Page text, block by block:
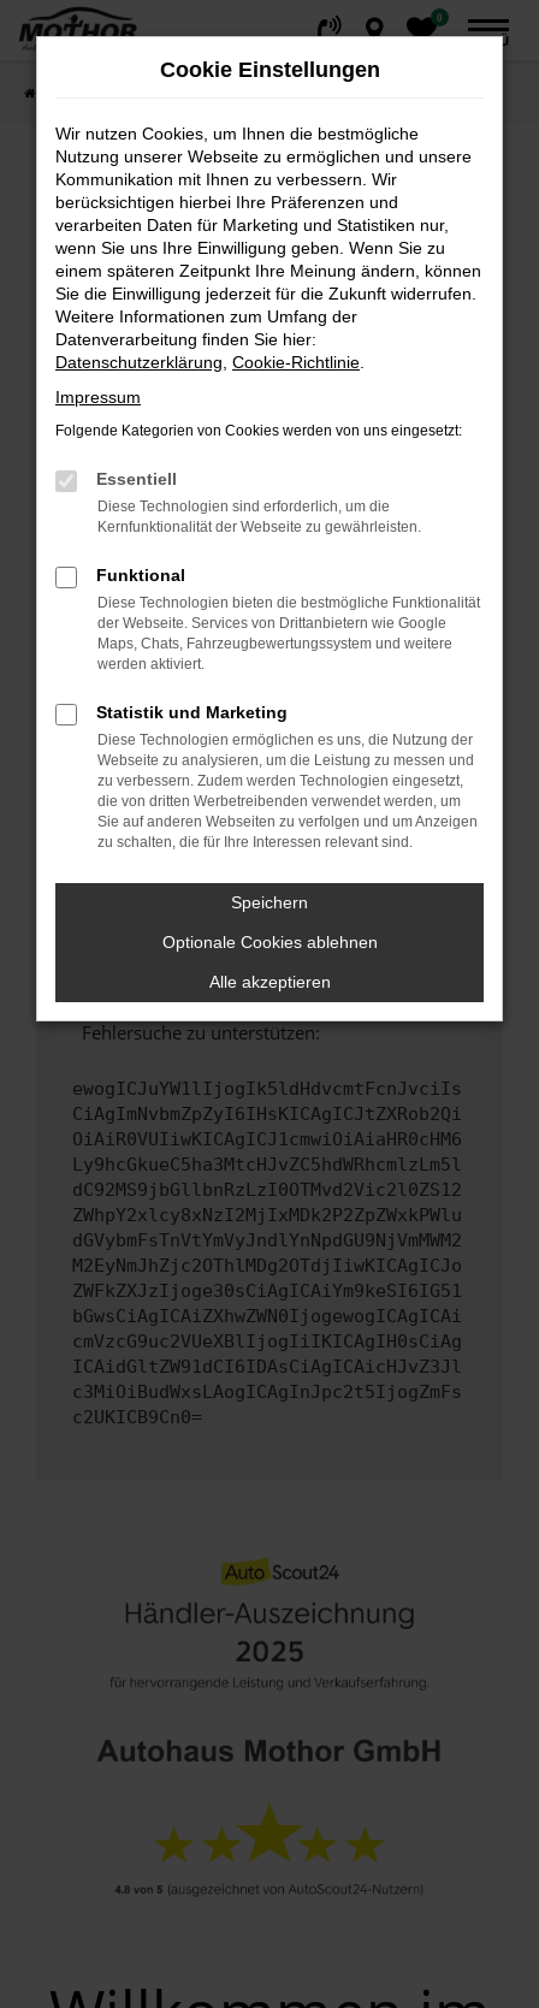
Zum
0
MENÜ
Fehler: Network Error
Beim Laden ist ein Fehler aufgetreten.
Hier sind ein paar Tipps, die dir helfen können:
Überprüfe deine Firewall und deine
Internetverbindung.
Suchmaschine?
Manche Erweiterungen, wie Werbeblocker,
können das Laden bestimmter Seiten
verhindern. Funktioniert die Seite in einem
Fenster?
Starte dein Gerät neu.
Das kann manchmal helfen, vorübergehende
Probleme zu beheben.
Stelle sicher, dass dein Browser und dein
Betriebssystem auf dem neuesten Stand
sind.
Veraltete Software birgt nicht nur ein
Sicherheitsrisiko, sondern kann auch dazu
führen, dass bestimmte Funktionen nicht mehr
Wende dich an den Webseitenbetreiber.
hast, kontaktiere uns bitte. Wir werden
versuchen, das Problem zu beheben. Du kannst
uns diesen Text schicken, um uns bei der
Fehlersuche zu unterstützen:
ewogICJuYW1lIjogIk5ldHdvcmtFcnJvciIs
CiAgImNvbmZpZyI6IHsKICAgICJtZXRob2Qi
OiAiR0VUIiwKICAgICJ1cmwiOiAiaHR0cHM6
Ly9hcGkueC5ha3MtcHJvZC5hdWRhcmlzLm5l
dC92MS9jbGllbnRzLzI0OTMvd2Vic2l0ZS12
ZWhpY2xlcy8xNzI2MjIxMDk2P2ZpZWxkPWlu
dGVybmFsTnVtYmVyJndlYnNpdGU9NjVmMWM2
M2EyNmJhZjc2OThlMDg2OTdjIiwKICAgICJo
ZWFkZXJzIjoge30sCiAgICAiYm9keSI6IG51
bGwsCiAgICAiZXhwZWN0IjogewogICAgICAi
cmVzcG9uc2VUeXBlIjogIiIKICAgIH0sCiAg
ICAidGltZW91dCI6IDAsCiAgICAicHJvZ3Jl
c3MiOiBudWxsLAogICAgInJpc2t5IjogZmFs
c2UKICB9Cn0=
Cookie Einstellungen
Wir nutzen Cookies, um Ihnen die bestmögliche
Nutzung unserer Webseite zu ermöglichen und unsere
Kommunikation mit Ihnen zu verbessern. Wir
berücksichtigen hierbei Ihre Präferenzen und
verarbeiten Daten für Marketing und Statistiken nur,
wenn Sie uns Ihre Einwilligung geben. Wenn Sie zu
einem späteren Zeitpunkt Ihre Meinung ändern, können
Sie die Einwilligung jederzeit für die Zukunft widerrufen.
Weitere Informationen zum Umfang der
Datenverarbeitung finden Sie hier:
Datenschutzerklärung Cookie-Richtlinie
Impressum
Folgende Kategorien von Cookies werden von uns eingesetzt:
Essentiell
Diese Technologien sind erforderlich, um die
Kernfunktionalität der Webseite zu gewährleisten.
Funktional
Diese Technologien bieten die bestmögliche Funktionalität
der Webseite. Services von Drittanbietern wie Google
Maps, Chats, Fahrzeugbewertungssystem und weitere
werden aktiviert.
Statistik und Marketing
Diese Technologien ermöglichen es uns, die Nutzung der
Webseite zu analysieren, um die Leistung zu messen und
zu verbessern. Zudem werden Technologien eingesetzt,
die von dritten Werbetreibenden verwendet werden, um
Sie auf anderen Webseiten zu verfolgen und um Anzeigen
zu schalten, die für Ihre Interessen relevant sind.
Speichern
Optionale Cookies ablehnen
Alle akzeptieren